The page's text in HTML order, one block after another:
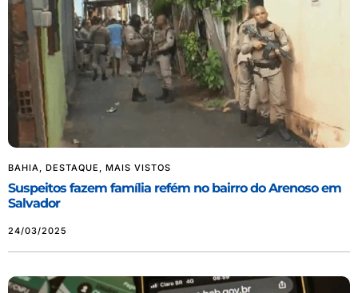
BAHIA, DESTAQUE , MAIS VISTOS
Suspeitos fazem família refém no bairro do Arenoso em
Salvador
24/03/2025